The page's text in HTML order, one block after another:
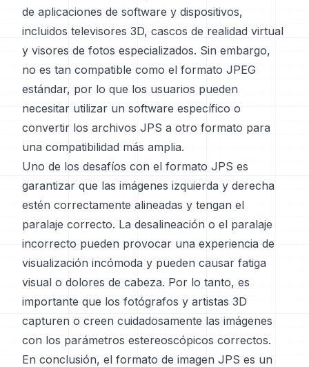
de aplicaciones de software y dispositivos,
incluidos televisores 3D, cascos de realidad virtual
y visores de fotos especializados. Sin embargo,
no es tan compatible como el formato JPEG
estándar, por lo que los usuarios pueden
necesitar utilizar un software específico o
convertir los archivos JPS a otro formato para
una compatibilidad más amplia.
Uno de los desafíos con el formato JPS es
garantizar que las imágenes izquierda y derecha
estén correctamente alineadas y tengan el
paralaje correcto. La desalineación o el paralaje
incorrecto pueden provocar una experiencia de
visualización incómoda y pueden causar fatiga
visual o dolores de cabeza. Por lo tanto, es
importante que los fotógrafos y artistas 3D
capturen o creen cuidadosamente las imágenes
con los parámetros estereoscópicos correctos.
En conclusión, el formato de imagen JPS es un